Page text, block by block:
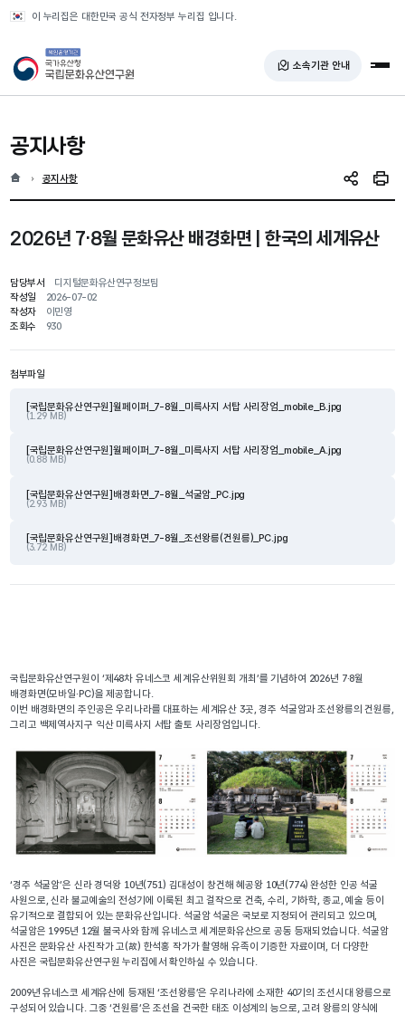
이 누리집은 대한민국 공식 전자정부 누리집 입니다.
국가유산청 국립문화유산연구원 소속기관 안내 전
공지사항
홈 현재 위치
공지사항 SNS 공유인쇄
2026년 7·8월 문화유산 배경화면 | 한국의 세계유산
담당부서
디지털문화유산연구정보팀
작성일
2026-07-02
작성자
이민영
조회수
930
첨부파일
[국립문화유산연구원]월페이퍼_7-8월_미륵사지 서탑 사리장엄_mobile_B.jpg
(1.29 MB)
[국립문화유산연구원]월페이퍼_7-8월_미륵사지 서탑 사리장엄_mobile_A.jpg
(0.88 MB)
[국립문화유산연구원]배경화면_7-8월_석굴암_PC.jpg
(2.93 MB)
[국립문화유산연구원]배경화면_7-8월_조선왕릉(건원릉)_PC.jpg
(3.72 MB)
국립문화유산연구원이 ‘제48차 유네스코 세계유산위원회 개최’를 기념하여 2026년 7·8월
배경화면(모바일·PC)을 제공합니다.
이번 배경화면의 주인공은 우리나라를 대표하는 세계유산 3곳, 경주 석굴암과 조선왕릉의 건원릉,
그리고 백제역사지구 익산 미륵사지 서탑 출토 사리장엄입니다.
‘경주 석굴암’은 신라 경덕왕 10년(751) 김대성이 창건해 혜공왕 10년(774) 완성한 인공 석굴
사원으로, 신라 불교예술의 전성기에 이룩된 최고 걸작으로 건축, 수리, 기하학, 종교, 예술 등이
유기적으로 결합되어 있는 문화유산입니다. 석굴암 석굴은 국보로 지정되어 관리되고 있으며,
석굴암은 1995년 12월 불국사와 함께 유네스코 세계문화유산으로 공동 등재되었습니다. 석굴암
사진은 문화유산 사진작가 고(故) 한석홍 작가가 촬영해 유족이 기증한 자료이며, 더 다양한
사진은 국립문화유산연구원 누리집에서 확인하실 수 있습니다.
2009년 유네스코 세계유산에 등재된 ‘조선왕릉’은 우리나라에 소재한 40기의 조선시대 왕릉으로
구성되어 있습니다. 그중 ‘건원릉’은 조선을 건국한 태조 이성계의 능으로, 고려 왕릉의 양식에